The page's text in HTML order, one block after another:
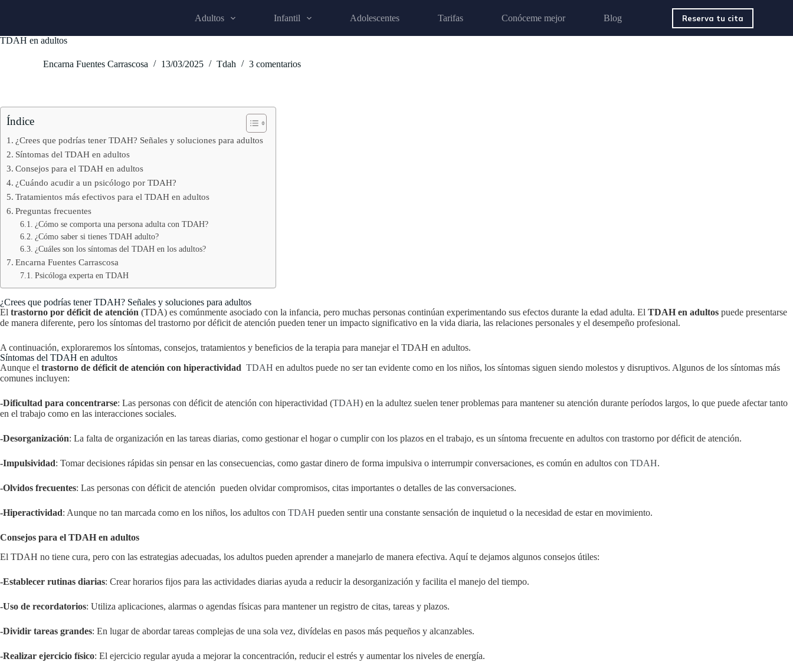
t
o
t
i
d
Adultos Infantil Adolescentes Tarifas Conóceme mejor Blog Reserva tu cita
TDAH en adultos
Encarna Fuentes Carrascosa 13/03/2025 Tdah 3 comentarios
Índice
¿Crees que podrías tener TDAH? Señales y soluciones para adultos
Síntomas del TDAH en adultos
Consejos para el TDAH en adultos
¿Cuándo acudir a un psicólogo por TDAH?
Tratamientos más efectivos para el TDAH en adultos
Preguntas frecuentes
¿Cómo se comporta una persona adulta con TDAH?
¿Cómo saber si tienes TDAH adulto?
¿Cuáles son los síntomas del TDAH en los adultos?
Encarna Fuentes Carrascosa
Psicóloga experta en TDAH
¿Crees que podrías tener TDAH? Señales y soluciones para adultos
El trastorno por déficit de atención (TDA) es comúnmente asociado con la infancia, pero muchas personas continúan experimentando sus efectos durante la edad adulta. El TDAH en adultos puede presentarse
de manera diferente, pero los síntomas del trastorno por déficit de atención pueden tener un impacto significativo en la vida diaria, las relaciones personales y el desempeño profesional.
A continuación, exploraremos los síntomas, consejos, tratamientos y beneficios de la terapia para manejar el TDAH en adultos.
Síntomas del TDAH en adultos
Aunque el trastorno de déficit de atención con hiperactividad TDAH en adultos puede no ser tan evidente como en los niños, los síntomas siguen siendo molestos y disruptivos. Algunos de los síntomas más
comunes incluyen:
-Dificultad para concentrarse: Las personas con déficit de atención con hiperactividad (TDAH) en la adultez suelen tener problemas para mantener su atención durante períodos largos, lo que puede afectar tanto
en el trabajo como en las interacciones sociales.
-Desorganización: La falta de organización en las tareas diarias, como gestionar el hogar o cumplir con los plazos en el trabajo, es un síntoma frecuente en adultos con trastorno por déficit de atención.
-Impulsividad: Tomar decisiones rápidas sin pensar en las consecuencias, como gastar dinero de forma impulsiva o interrumpir conversaciones, es común en adultos con TDAH.
-Olvidos frecuentes: Las personas con déficit de atención pueden olvidar compromisos, citas importantes o detalles de las conversaciones.
-Hiperactividad: Aunque no tan marcada como en los niños, los adultos con TDAH pueden sentir una constante sensación de inquietud o la necesidad de estar en movimiento.
Consejos para el TDAH en adultos
El TDAH no tiene cura, pero con las estrategias adecuadas, los adultos pueden aprender a manejarlo de manera efectiva. Aquí te dejamos algunos consejos útiles:
-Establecer rutinas diarias: Crear horarios fijos para las actividades diarias ayuda a reducir la desorganización y facilita el manejo del tiempo.
-Uso de recordatorios: Utiliza aplicaciones, alarmas o agendas físicas para mantener un registro de citas, tareas y plazos.
-Dividir tareas grandes: En lugar de abordar tareas complejas de una sola vez, divídelas en pasos más pequeños y alcanzables.
-Realizar ejercicio físico: El ejercicio regular ayuda a mejorar la concentración, reducir el estrés y aumentar los niveles de energía.